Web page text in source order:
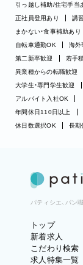
引っ越し補助/住宅手当
正社員登用あり
講
まかない・食事補助あり
自転車通勤OK
海外
第二新卒歓迎
若手
異業種からの転職歓迎
大学生・専門学生歓迎
アルバイト入社OK
年間休日110日以上
休日数選択OK
長期
パティシエ、パン
トップ
新着求人
こだわり検索
求人特集一覧